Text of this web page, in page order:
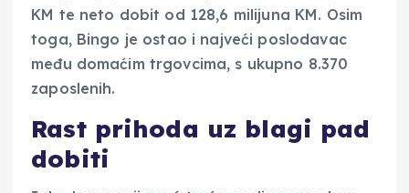
KM te neto dobit od 128,6 milijuna KM. Osim
toga, Bingo je ostao i najveći poslodavac
među domaćim trgovcima, s ukupno 8.370
zaposlenih.
Rast prihoda uz blagi pad
dobiti